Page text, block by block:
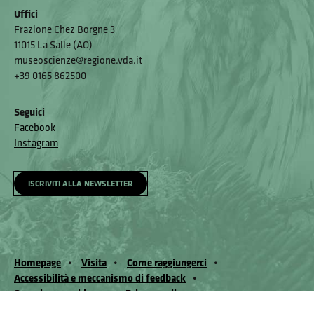
Uffici
Frazione Chez Borgne 3
11015 La Salle (AO)
museoscienze@regione.vda.it
+39 0165 862500
Seguici
Facebook
Instagram
ISCRIVITI ALLA NEWSLETTER
Homepage Visita
Come raggiungerci
Accessibilità e meccanismo di feedback
Segnala un problema
Privacy policy